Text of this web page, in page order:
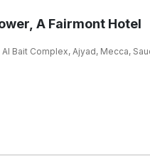
A Fairmont Hotel